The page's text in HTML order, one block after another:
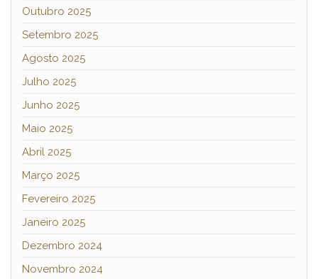
Outubro 2025
Setembro 2025
Agosto 2025
Julho 2025
Junho 2025
Maio 2025
Abril 2025
Março 2025
Fevereiro 2025
Janeiro 2025
Dezembro 2024
Novembro 2024